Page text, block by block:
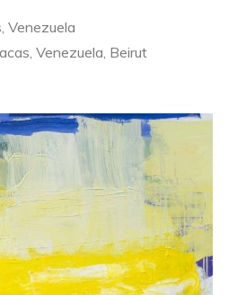
Venezuela
Venezuela, Beirut